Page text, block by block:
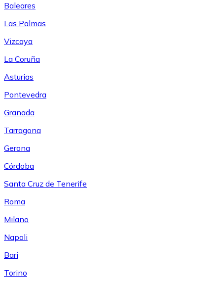
Baleares
Las Palmas
Vizcaya
La Coruña
Asturias
Pontevedra
Granada
Tarragona
Gerona
Córdoba
Santa Cruz de Tenerife
Roma
Milano
Napoli
Bari
Torino